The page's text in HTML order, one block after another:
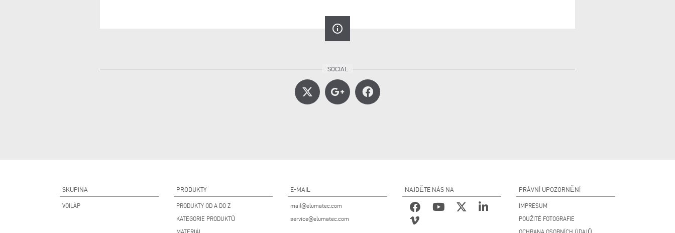
info_outline
SKUPINA
VOILÀP
PRODUKTY
PRODUKTY OD A DO Z
KATEGORIE PRODUKTŮ
E-MAIL
mail@elumatec.com
service@elumatec.com
NAJDĚTE NÁS NA PRÁVNÍ UPOZORNĚNÍ
IMPRESUM
POUŽITÉ FOTOGRAFIE